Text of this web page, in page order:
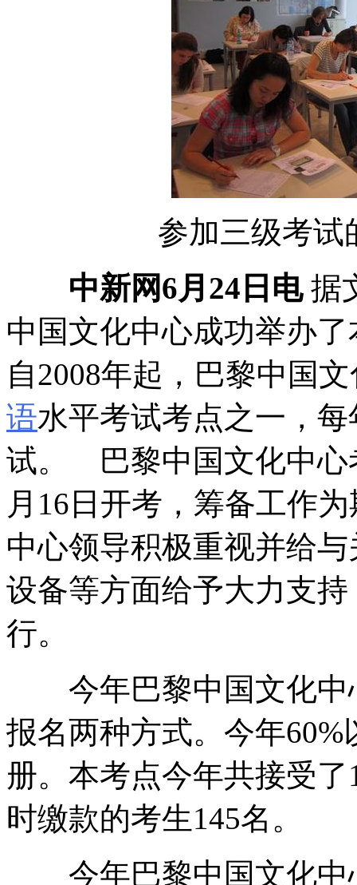
参加三级考试
中新网6月24日电据
中国文化中心成功举办
自2008年起，巴黎中国
语水平考试考点之一，
试。 巴黎中国文化中心
月16日开考，筹备工作
中心领导积极重视并给
设备等方面给予大力支
行。
今年巴黎中国文化中
报名两种方式。今年
册。本考点今年共接受
时缴款的考生145名。
今年巴黎中国文化中